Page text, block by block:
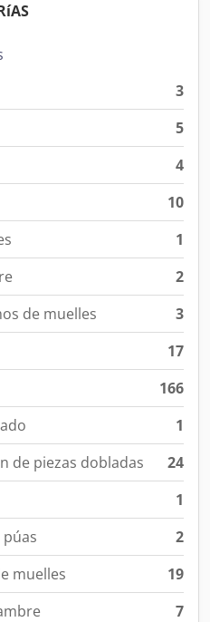
3
5
4
10
1
2
de muelles
3
17
166
1
de piezas dobladas
24
1
2
muelles
19
7